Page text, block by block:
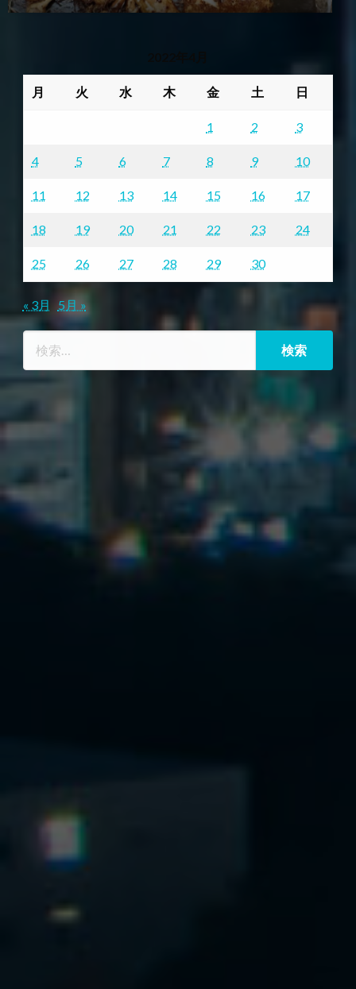
月 火 水 木 金 土 日
1 2 3
4 5 6 7 8 9 10
11 12 13 14 15 16 17
18 19 20 21 22 23 24
25 26 27 28 29 30
« 3月 5月 »